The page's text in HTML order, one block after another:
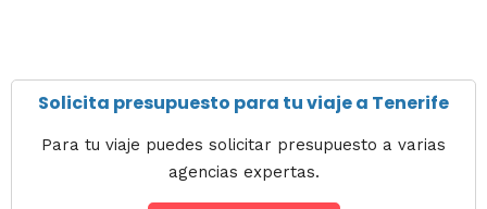
Solicita presupuesto para tu viaje a Tenerife
Para tu viaje puedes solicitar presupuesto a varias
agencias expertas.